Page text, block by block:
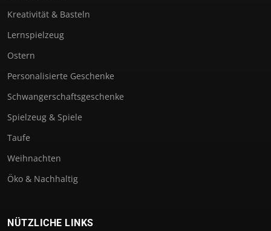
Kreativität & Basteln
Lernspielzeug
Ostern
Personalisierte Geschenke
Schwangerschaftsgeschenke
Spielzeug & Spiele
Taufe
Weihnachten
Öko & Nachhaltig
NÜTZLICHE LINKS